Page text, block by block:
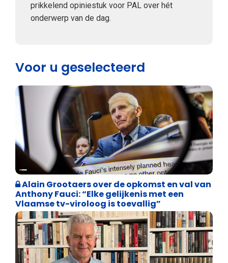
prikkelend opiniestuk voor PAL over hét
onderwerp van de dag.
Voor u geselecteerd
Weekblad 't Pallieterke
Alain Grootaers over de opkomst en val van
Anthony Fauci: “Elke gelijkenis met een
Vlaamse tv-viroloog is toevallig”